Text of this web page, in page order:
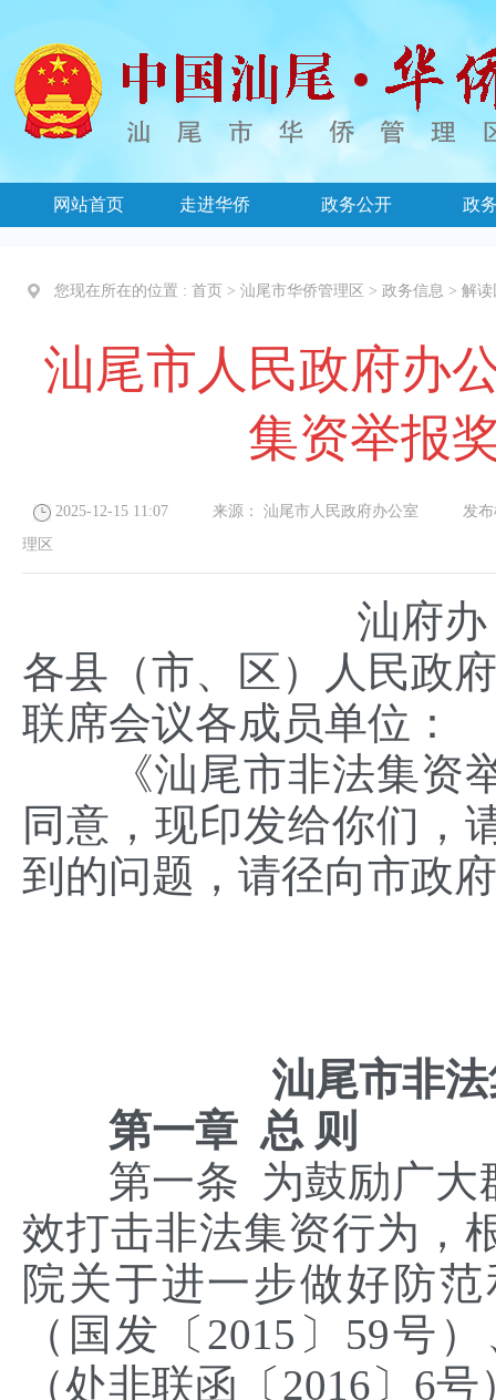
网站首页 走进华侨 政务公开 政
您现在所在的位置 : 首页 > 汕尾市华侨管理区 > 政务信息 > 解读
汕尾市人民政府办
集资举报
2025-12-15 11:07 来源： 汕尾市人民政府办公室 发布
理区
汕府办
各县（市、区）人民政
联席会议各成员单位：
《汕尾市非法集资举
同意，现印发给你们，
到的问题，请径向市政
汕尾市非
第一章 总 则
第一条 为鼓励广大
效打击非法集资行为，
院关于进一步做好防
（国发〔2015〕59号
（处非联函〔2016〕6